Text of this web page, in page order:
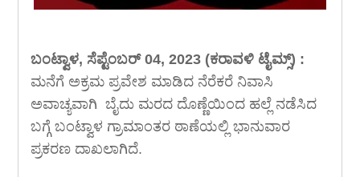
ಬಂಟ್ವಾಳ, ಸೆಪ್ಟೆಂಬರ್ 04, 2023 (ಕರಾವಳಿ ಟೈಮ್ಸ್) :
ಮನೆಗೆ ಅಕ್ರಮ ಪ್ರವೇಶ ಮಾಡಿದ ನೆರೆಕರೆ ನಿವಾಸಿ
ಅವಾಚ್ಯವಾಗಿ ಬೈದು ಮರದ ದೊಣ್ಣೆಯಿಂದ ಹಲ್ಲೆ ನಡೆಸಿದ
ಬಗ್ಗೆ ಬಂಟ್ವಾಳ ಗ್ರಾಮಾಂತರ ಠಾಣೆಯಲ್ಲಿ ಭಾನುವಾರ
ಪ್ರಕರಣ ದಾಖಲಾಗಿದೆ.